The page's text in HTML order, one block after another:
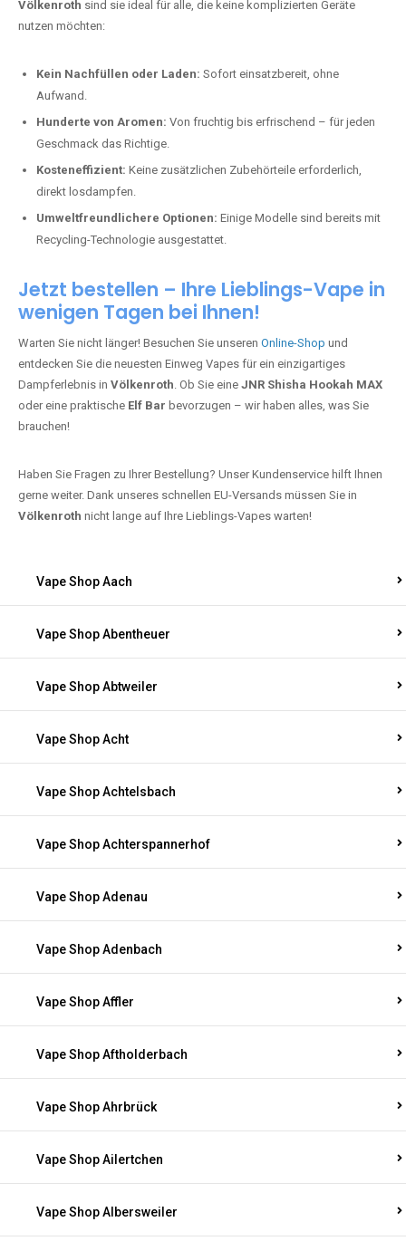
Völkenroth sind sie ideal für alle, die keine komplizierten Geräte
nutzen möchten:
Kein Nachfüllen oder Laden: Sofort einsatzbereit, ohne
Aufwand.
Hunderte von Aromen: Von fruchtig bis erfrischend – für jeden
Geschmack das Richtige.
Kosteneffizient: Keine zusätzlichen Zubehörteile erforderlich,
direkt losdampfen.
Umweltfreundlichere Optionen: Einige Modelle sind bereits mit
Recycling-Technologie ausgestattet.
Jetzt bestellen – Ihre Lieblings-Vape in
wenigen Tagen bei Ihnen!
Warten Sie nicht länger! Besuchen Sie unseren Online-Shop und
entdecken Sie die neuesten Einweg Vapes für ein einzigartiges
Dampferlebnis in Völkenroth. Ob Sie eine JNR Shisha Hookah MAX
oder eine praktische Elf Bar bevorzugen – wir haben alles, was Sie
brauchen!
Haben Sie Fragen zu Ihrer Bestellung? Unser Kundenservice hilft Ihnen
gerne weiter. Dank unseres schnellen EU-Versands müssen Sie in
Völkenroth nicht lange auf Ihre Lieblings-Vapes warten!
Vape Shop Aach
Vape Shop Abentheuer
Vape Shop Abtweiler
Vape Shop Acht
Vape Shop Achtelsbach
Vape Shop Achterspannerhof
Vape Shop Adenau
Vape Shop Adenbach
Vape Shop Affler
Vape Shop Aftholderbach
Vape Shop Ahrbrück
Vape Shop Ailertchen
Vape Shop Albersweiler